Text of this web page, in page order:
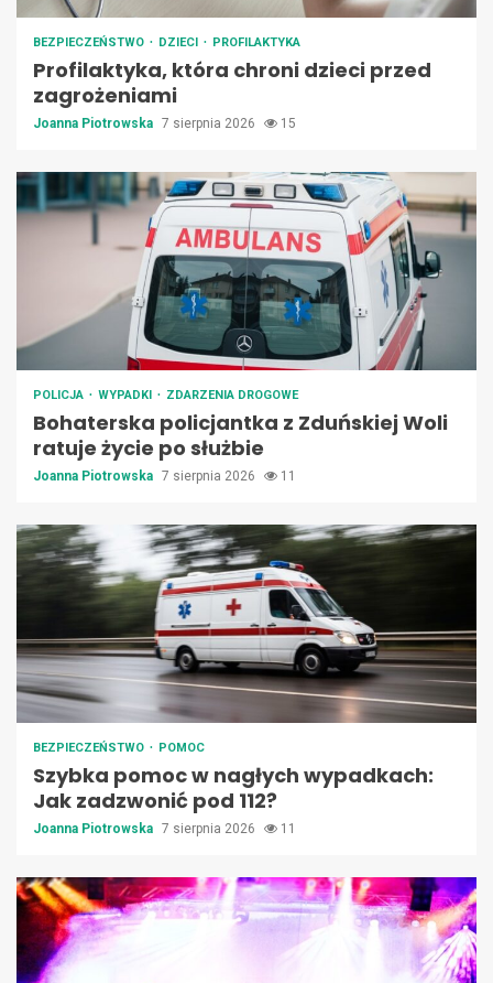
BEZPIECZEŃSTWO DZIECI PROFILAKTYKA
Profilaktyka, która chroni dzieci przed
zagrożeniami
Joanna Piotrowska 7 sierpnia 2026 15
POLICJA WYPADKI ZDARZENIA DROGOWE
Bohaterska policjantka z Zduńskiej Woli
ratuje życie po służbie
Joanna Piotrowska 7 sierpnia 2026 11
BEZPIECZEŃSTWO POMOC
Szybka pomoc w nagłych wypadkach:
Jak zadzwonić pod 112?
Joanna Piotrowska 7 sierpnia 2026 11